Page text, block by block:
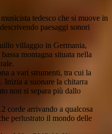
tedesco che si muove in
paesaggi sonori
villaggio in Germania,
montagna situata nella
a vari strumenti, tra cui la
Inizia a suonare la chitarra
non si separa più dallo
corde arrivando a qualcosa
perlustrato il mondo delle